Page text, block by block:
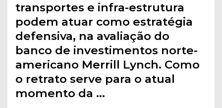
transportes e infra-estrutura
podem atuar como estratégia
defensiva, na avaliação do
banco de investimentos norte-
americano Merrill Lynch. Como
o retrato serve para o atual
momento da …